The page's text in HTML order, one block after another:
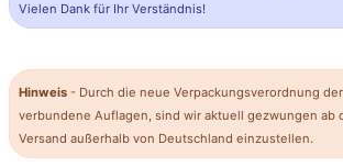
Vielen Dank für Ihr Verständnis!
Hinweis - Durch die neue Verpackungsverordnung
verbundene Auflagen, sind wir aktuell gezwungen ab
Versand außerhalb von Deutschland einzustellen.